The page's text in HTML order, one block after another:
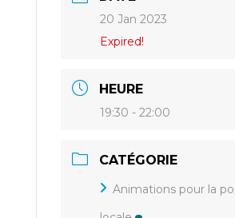
20 Jan 2023
Expired!
HEURE
19:30 - 22:00
CATÉGORIE
Animations pour la